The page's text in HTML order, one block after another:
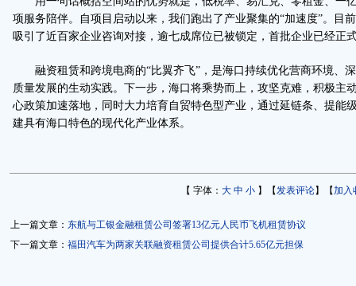
项服务陪伴。自项目启动以来，我们跑出了产业聚集的“加速度”。目
吸引了近百家企业咨询对接，逾七成席位已被锁定，首批企业已经正
融资租赁和跨境电商的“比翼齐飞”，是海口持续优化营商环境、
质量发展的生动实践。下一步，海口将乘势而上，攻坚克难，积极主
心政策加速落地，同时大力培育自贸特色型产业，通过延链条、提能
建具有海口特色的现代化产业体系。
【 字体： 大 中 小 】【发表评论】【加入
上一篇文章： 东航与工银金融租赁公司签署13亿元人民币飞机租赁协议
下一篇文章： 福田汽车为两家关联融资租赁公司提供合计5.65亿元担保